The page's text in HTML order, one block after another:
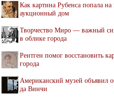
Как картина Рубенса попала
аукционный дом
Творчество Миро — важный
в облике города
Рентген помог восстановить
города
Американский музей объявил
да Винчи